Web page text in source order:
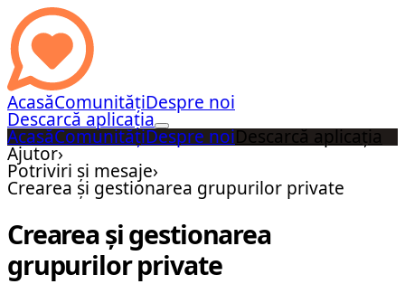
AcasăComunitățiDespre noi
Descarcă aplicația
AcasăComunitățiDespre noiDescarcă aplicația
Ajutor›
Potriviri și mesaje›
Crearea și gestionarea grupurilor private
Crearea și gestionarea
grupurilor private